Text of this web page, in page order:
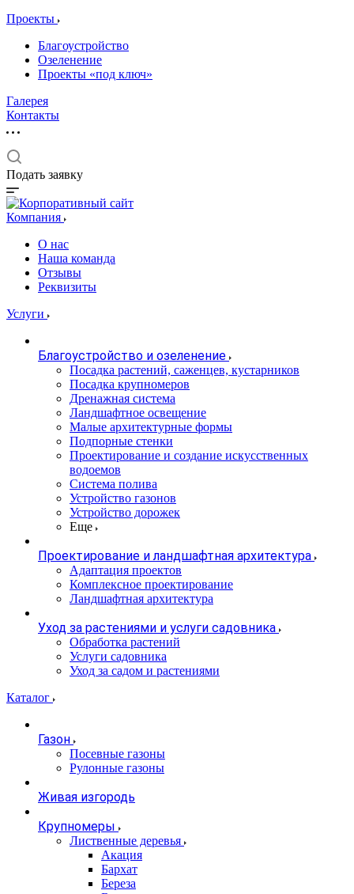
Проекты
Благоустройство
Озеленение
Проекты «под ключ»
Галерея
Контакты
Подать заявку
Компания
О нас
Наша команда
Отзывы
Реквизиты
Услуги
Благоустройство и озеленение
Посадка растений, саженцев, кустарников
Посадка крупномеров
Дренажная система
Ландшафтное освещение
Малые архитектурные формы
Подпорные стенки
Проектирование и создание искусственных
водоемов
Система полива
Устройство газонов
Устройство дорожек
Еще
Проектирование и ландшафтная архитектура
Адаптация проектов
Комплексное проектирование
Ландшафтная архитектура
Уход за растениями и услуги садовника
Обработка растений
Услуги садовника
Уход за садом и растениями
Каталог
Газон
Посевные газоны
Рулонные газоны
Живая изгородь
Крупномеры
Лиственные деревья
Акация
Бархат
Береза